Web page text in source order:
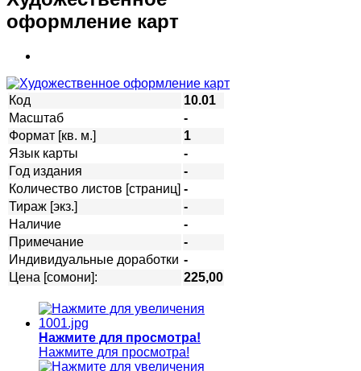
оформление карт
Код
10.01
Масштаб
-
Формат [кв. м.]
1
Язык карты
-
Год издания
-
Количество листов [страниц] -
Тираж [экз.]
-
Наличие
-
Примечание
-
Индивидуальные доработки -
Цена [сомони]:
225,00
Нажмите для просмотра!
Нажмите для просмотра!